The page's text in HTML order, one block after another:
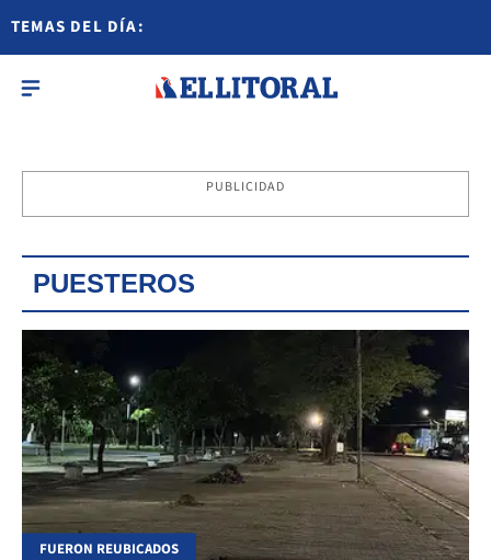
TEMAS DEL DÍA:
PUBLICIDAD
PUESTEROS
FUERON REUBICADOS